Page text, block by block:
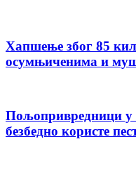
Хапшење због 85
осумњиченима и
Пољопривредници у
безбедно користе